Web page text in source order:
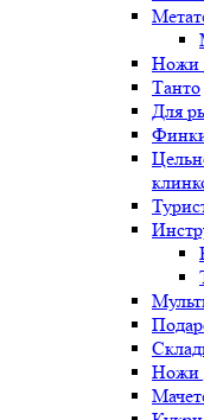
Ножи
Танто
Для
Ножи